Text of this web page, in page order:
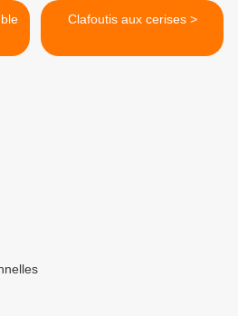
Clafoutis aux cerises >